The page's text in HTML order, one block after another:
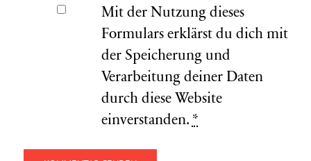
Mit der Nutzung dieses
Formulars erklärst du dich mit
der Speicherung und
Verarbeitung deiner Daten
durch diese Website
einverstanden. *